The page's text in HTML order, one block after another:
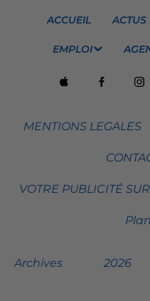
ACCUEIL ACTUS
EMPLOI
MENTIONS LEGALES
VOTRE PUBLICITÉ
Archives 2026